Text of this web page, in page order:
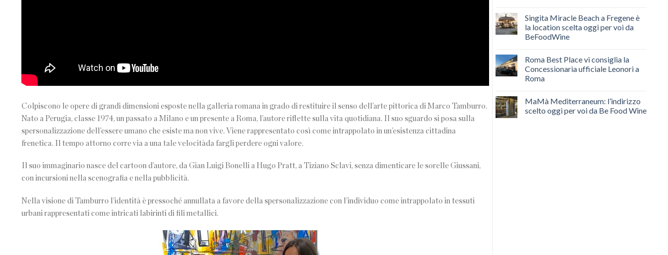
Colpiscono le opere di grandi dimensioni esposte nella galleria romana in grado di restituire il senso dell’arte pittorica di Marco Tamburro.
Nato a Perugia, classe 1974, un passato a Milano e un presente a Roma, l’autore riflette sulla vita quotidiana. Il suo sguardo si posa sulla
spersonalizzazione dell’essere umano che esiste ma non vive. Viene rappresentato così come intrappolato in un’esistenza cittadina
frenetica. Il tempo attorno corre via a una tale velocitàda fargli perdere ogni valore.
Il suo immaginario nasce del cartoon d’autore, da Gian Luigi Bonelli a Hugo Pratt, a Tiziano Sclavi, senza dimenticare le sorelle Giussani,
con incursioni nella scenografia e nella pubblicità.
Nella visione di Tamburro l’identità è pressoché annullata a favore della spersonalizzazione con l’individuo come intrappolato in tessuti
urbani rappresentati come intricati labirinti di fili metallici.
Singita Miracle Beach a Fregene è
la location scelta oggi per voi da
BeFoodWine
Roma Best Place vi consiglia la
Concessionaria ufficiale Leonori a
Roma
MaMà Mediterraneum: l’indirizzo
scelto oggi per voi da Be Food Wine